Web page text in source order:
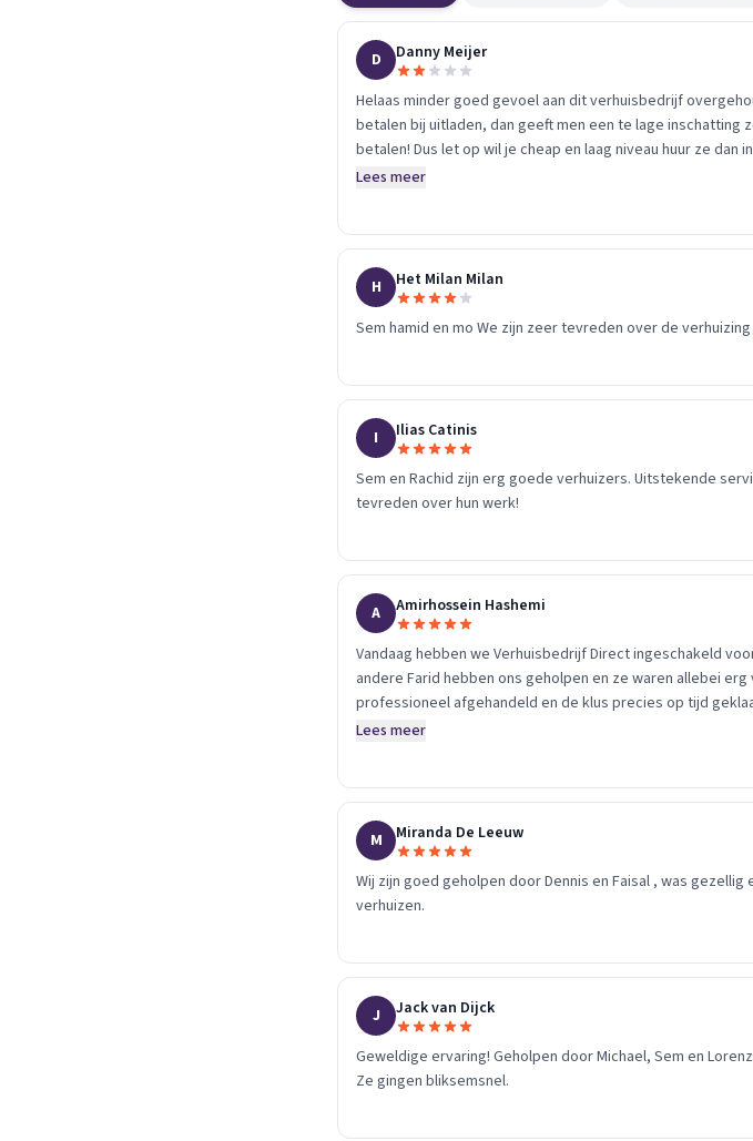
D Danny Meijer
Helaas minder goed gevoel aan dit verhuisbedrijf
betalen bij uitladen, dan geeft men een te lage inschatting
betalen! Dus let op wil je cheap en laag niveau huur ze dan
Lees meer
H Het Milan Milan
Sem hamid en mo We zijn zeer tevreden over de
I Ilias Catinis
Sem en Rachid zijn erg goede verhuizers. Uitstekende
tevreden over hun werk!
A Amirhossein Hashemi
Vandaag hebben we Verhuisbedrijf Direct ingeschakeld
andere Farid hebben ons geholpen en ze waren allebei
professioneel afgehandeld en de klus precies op tijd
personen ongeveer vier uur zou duren, en dat klopte
Lees meer
M Miranda De Leeuw
Wij zijn goed geholpen door Dennis en Faisal , was
verhuizen.
J Jack van Dijck
Geweldige ervaring! Geholpen door Michael, Sem en
Ze gingen bliksemsnel.